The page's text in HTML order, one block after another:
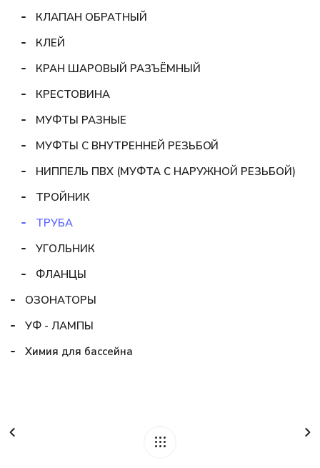
КЛАПАН ОБРАТНЫЙ
КЛЕЙ
КРАН ШАРОВЫЙ РАЗЪЁМНЫЙ
КРЕСТОВИНА
МУФТЫ РАЗНЫЕ
МУФТЫ С ВНУТРЕННЕЙ РЕЗЬБОЙ
НИППЕЛЬ ПВХ (МУФТА С НАРУЖНОЙ РЕЗЬБОЙ)
ТРОЙНИК
ТРУБА
УГОЛЬНИК
ФЛАНЦЫ
ОЗОНАТОРЫ
УФ - ЛАМПЫ
Химия для бассейна